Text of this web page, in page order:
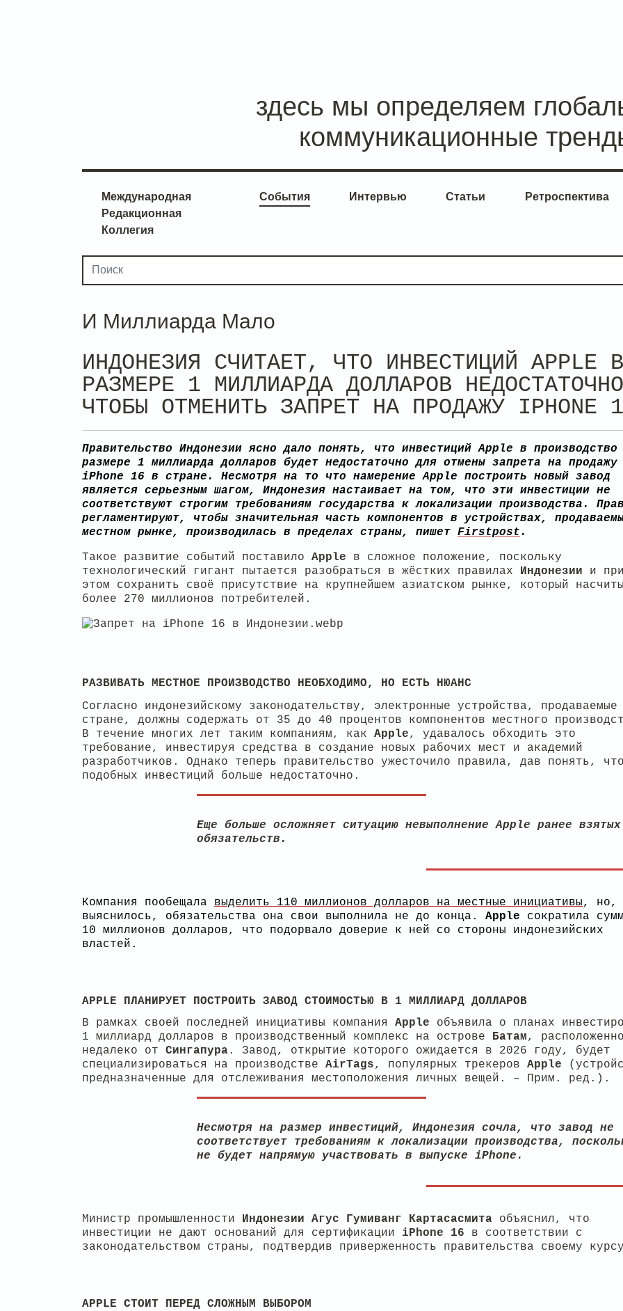
здесь мы определяем
коммуникационные
Международная
Редакционная
Коллегия
События Интервью Статьи Ретроспектива
И Миллиарда Мало
ИНДОНЕЗИЯ СЧИТАЕТ, ЧТО ИНВЕСТИЦИЙ APPLE В
РАЗМЕРЕ 1 МИЛЛИАРДА ДОЛЛАРОВ
ЧТОБЫ ОТМЕНИТЬ ЗАПРЕТ НА ПРОДАЖУ IPHONE
Правительство Индонезии ясно дало понять, что инвестиций Apple в производство
размере 1 миллиарда долларов будет недостаточно для отмены запрета на продажу
iPhone 16 в стране. Несмотря на то что намерение Apple построить новый завод
является серьезным шагом, Индонезия настаивает на том, что эти инвестиции не
соответствуют строгим требованиям государства к локализации производства.
регламентируют, чтобы значительная часть компонентов в устройствах,
местном рынке, производилась в пределах страны, пишет Firstpost .
Такое развитие событий поставило Apple в сложное положение, поскольку
технологический гигант пытается разобраться в жёстких правилах Индонезии и при
этом сохранить своё присутствие на крупнейшем азиатском рынке, который
более 270 миллионов потребителей.
РАЗВИВАТЬ МЕСТНОЕ ПРОИЗВОДСТВО НЕОБХОДИМО, НО ЕСТЬ НЮАНС
Согласно индонезийскому законодательству, электронные устройства, продаваемые
стране, должны содержать от 35 до 40 процентов компонентов местного
В течение многих лет таким компаниям, как Apple, удавалось обходить это
требование, инвестируя средства в создание новых рабочих мест и академий
разработчиков. Однако теперь правительство ужесточило правила, дав понять, что
подобных инвестиций больше недостаточно.
Еще больше осложняет ситуацию невыполнение Apple ранее взятых
обязательств.
Компания пообещала выделить 110 миллионов долларов на местные инициативы, но,
выяснилось, обязательства она свои выполнила не до конца. Apple сократила
10 миллионов долларов, что подорвало доверие к ней со стороны индонезийских
властей.
APPLE ПЛАНИРУЕТ ПОСТРОИТЬ ЗАВОД СТОИМОСТЬЮ В 1 МИЛЛИАРД ДОЛЛАРОВ
В рамках своей последней инициативы компания Apple объявила о планах
1 миллиард долларов в производственный комплекс на острове Батам,
недалеко от Сингапура. Завод, открытие которого ожидается в 2026 году, будет
специализироваться на производстве AirTags, популярных трекеров Apple
предназначенные для отслеживания местоположения личных вещей. – Прим. ред.).
Несмотря на размер инвестиций, Индонезия сочла, что завод не
соответствует требованиям к локализации производства,
не будет напрямую участвовать в выпуске iPhone.
Министр промышленности Индонезии Агус Гумиванг Картасасмита объяснил, что
инвестиции не дают оснований для сертификации iPhone 16 в соответствии с
законодательством страны, подтвердив приверженность правительства своему
APPLE СТОИТ ПЕРЕД СЛОЖНЫМ ВЫБОРОМ